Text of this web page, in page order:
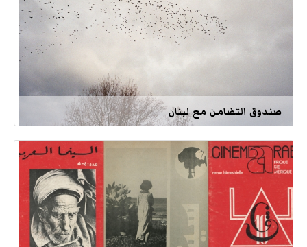
صندوق التضامن مع لبنان